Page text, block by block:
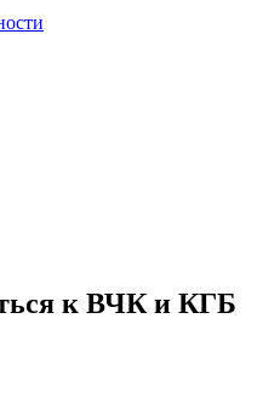
к ВЧК и КГБ